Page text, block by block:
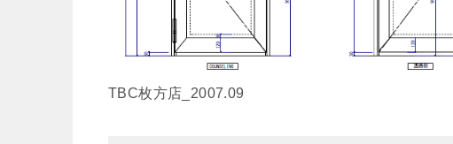
TBC枚方店_2007.09